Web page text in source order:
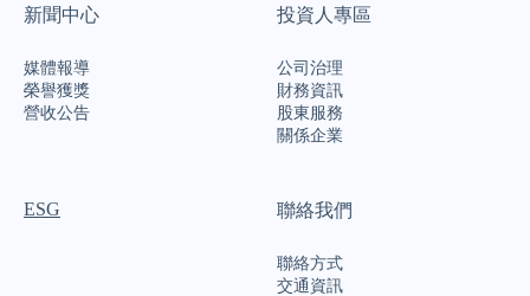
新聞中心
媒體報導
榮譽獲獎
營收公告
投資人專區
公司治理
財務資訊
股東服務
關係企業
ESG 聯絡我們
聯絡方式
交通資訊